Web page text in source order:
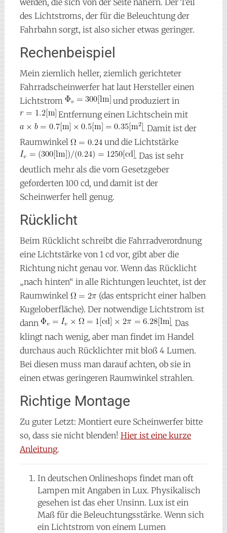
des Lichtstroms, der für die Beleuchtung der
Fahrbahn sorgt, ist also sicher etwas geringer.
Rechenbeispiel
Mein ziemlich heller, ziemlich gerichteter
Fahrradscheinwerfer hat laut Hersteller einen
Lichtstrom
und produziert in
Entfernung einen Lichtschein mit
. Damit ist der
Raumwinkel
und die Lichtstärke
. Das ist sehr
deutlich mehr als die vom Gesetzgeber
geforderten 100 cd, und damit ist der
Scheinwerfer hell genug.
Rücklicht
Beim Rücklicht schreibt die Fahrradverordnung
eine Lichtstärke von 1 cd vor, gibt aber die
Richtung nicht genau vor. Wenn das Rücklicht
„nach hinten“ in alle Richtungen leuchtet, ist der
Raumwinkel
(das entspricht einer halben
Kugeloberfläche). Der notwendige Lichtstrom ist
dann
. Das
klingt nach wenig, aber man findet im Handel
durchaus auch Rücklichter mit bloß 4 Lumen.
Bei diesen muss man darauf achten, ob sie in
einen etwas geringeren Raumwinkel strahlen.
Richtige Montage
Zu guter Letzt: Montiert eure Scheinwerfer bitte
so, dass sie nicht blenden! Hier ist eine kurze
Anleitung.
In deutschen Onlineshops findet man oft
Lampen mit Angaben in Lux. Physikalisch
gesehen ist das eher Unsinn. Lux ist ein
Maß für die Beleuchtungsstärke. Wenn sich
ein Lichtstrom von einem Lumen